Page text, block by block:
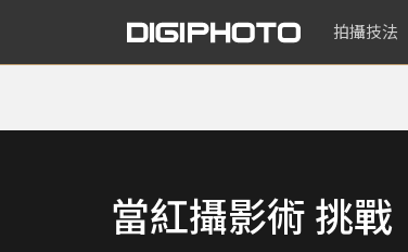
拍攝技法
當紅攝影術 挑